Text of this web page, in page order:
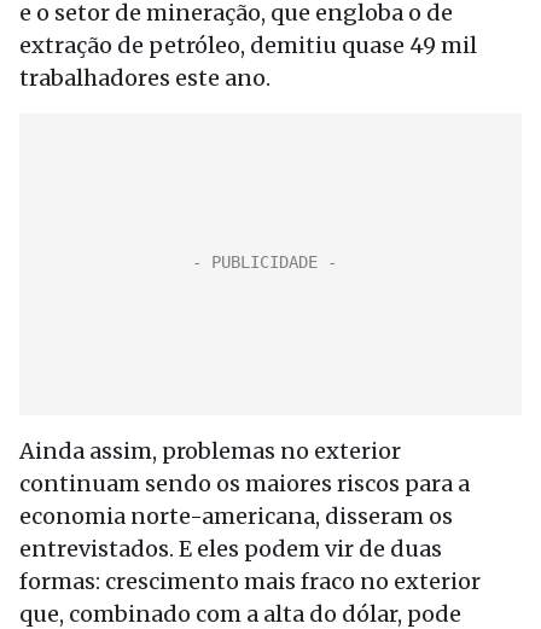
e o setor de mineração, que engloba o de
extração de petróleo, demitiu quase 49 mil
trabalhadores este ano.
Ainda assim, problemas no exterior
continuam sendo os maiores riscos para a
economia norte-americana, disseram os
entrevistados. E eles podem vir de duas
formas: crescimento mais fraco no exterior
que, combinado com a alta do dólar, pode